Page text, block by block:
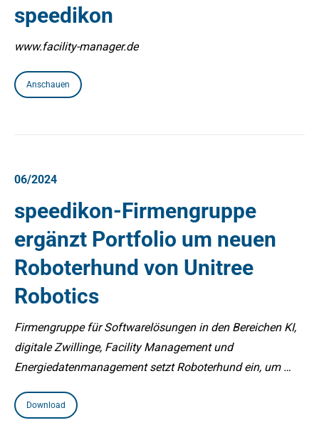
speedikon
www.facility-manager.de
Anschauen
06/2024
speedikon-Firmengruppe
ergänzt Portfolio um neuen
Roboterhund von Unitree
Robotics
Firmengruppe für Softwarelösungen in den Bereichen KI,
digitale Zwillinge, Facility Management und
Energiedatenmanagement setzt Roboterhund ein, um …
Download